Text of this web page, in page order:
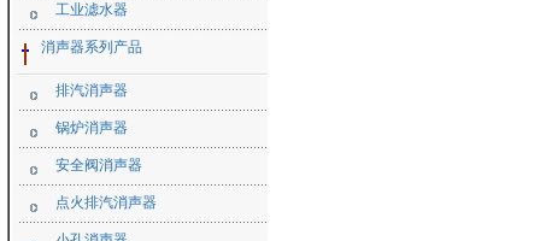
工业滤水器
消声器系列产品
排汽消声器
锅炉消声器
安全阀消声器
点火排汽消声器